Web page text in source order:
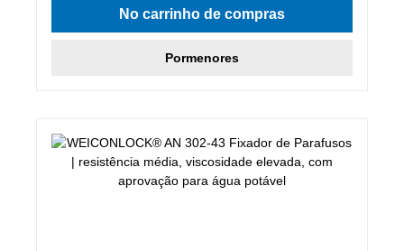
No carrinho de compras
Pormenores